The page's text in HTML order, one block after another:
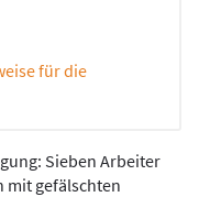
für die
Sieben Arbeiter
mit gefälschten